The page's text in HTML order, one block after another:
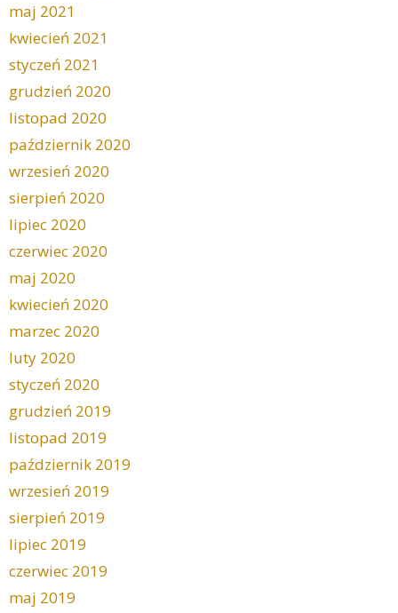
maj 2021
kwiecień 2021
styczeń 2021
grudzień 2020
listopad 2020
październik 2020
wrzesień 2020
sierpień 2020
lipiec 2020
czerwiec 2020
maj 2020
kwiecień 2020
marzec 2020
luty 2020
styczeń 2020
grudzień 2019
listopad 2019
październik 2019
wrzesień 2019
sierpień 2019
lipiec 2019
czerwiec 2019
maj 2019